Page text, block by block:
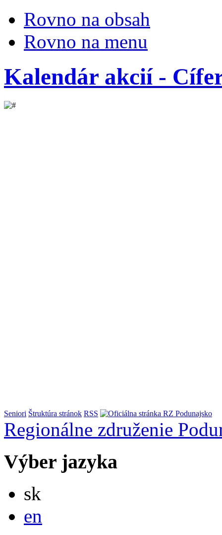
Rovno na obsah
Rovno na menu
Kalendár akcií -
Seniori Štruktúra stránok RSS
Regionálne združenie
Výber jazyka
sk
en